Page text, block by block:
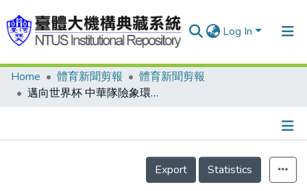
Log In
Communities & Collections
Home 體育新聞剪報
體育新聞剪報
邁向世界杯 中華隊險象環生 徵召職業球員能否順利 教練團能否組得成 好球員會不會被美日球隊挖走
Details
Export
Statistics